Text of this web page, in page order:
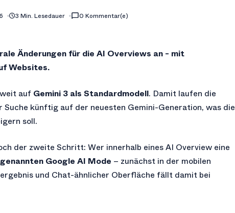
3 Min. Lesedauer 0 Kommentar(e)
Änderungen für die AI Overviews an - mit
Websites.
auf Gemini 3 als Standardmodell. Damit laufen die
künftig auf der neuesten Gemini-Generation, was die
soll.
der zweite Schritt: Wer innerhalb eines AI Overview eine
Google AI Mode – zunächst in der mobilen
und Chat-ähnlicher Oberfläche fällt damit bei